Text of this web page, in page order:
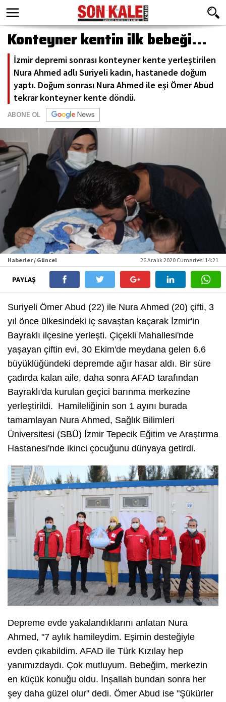
Konteyner kentin ilk bebeği...
İzmir depremi sonrası konteyner kente yerleştirilen
Nura Ahmed adlı Suriyeli kadın, hastanede doğum
yaptı. Doğum sonrası Nura Ahmed ile eşi Ömer Abud
tekrar konteyner kente döndü.
ABONE OL
Haberler / Güncel 26 Aralık 2020 Cumartesi 14:21
PAYLAŞ
Suriyeli Ömer Abud (22) ile Nura Ahmed (20) çifti, 3
yıl önce ülkesindeki iç savaştan kaçarak İzmir'in
Bayraklı ilçesine yerleşti. Çiçekli Mahallesi'nde
yaşayan çiftin evi, 30 Ekim'de meydana gelen 6.6
büyüklüğündeki depremde ağır hasar aldı. Bir süre
çadırda kalan aile, daha sonra AFAD tarafından
Bayraklı'da kurulan geçici barınma merkezine
yerleştirildi. Hamileliğinin son 1 ayını burada
tamamlayan Nura Ahmed, Sağlık Bilimleri
Üniversitesi (SBÜ) İzmir Tepecik Eğitim ve Araştırma
Hastanesi'nde ikinci çocuğunu dünyaya getirdi.
Depreme evde yakalandıklarını anlatan Nura
Ahmed, "7 aylık hamileydim. Eşimin desteğiyle
evden çıkabildim. AFAD ile Türk Kızılay hep
yanımızdaydı. Çok mutluyum. Bebeğim, merkezin
en küçük konuğu oldu. İnşallah bundan sonra her
şey daha güzel olur" dedi. Ömer Abud ise "Şükürler